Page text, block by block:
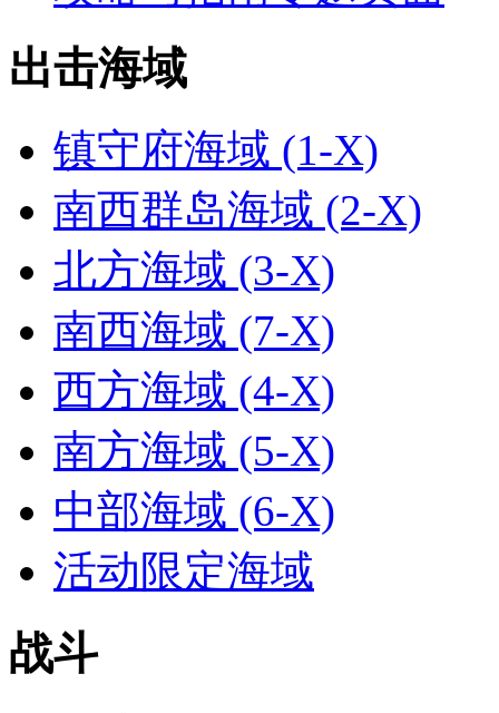
出击海域
镇守府海域 (1-X)
南西群岛海域 (2-X)
北方海域 (3-X)
南西海域 (7-X)
西方海域 (4-X)
南方海域 (5-X)
中部海域 (6-X)
活动限定海域
战斗